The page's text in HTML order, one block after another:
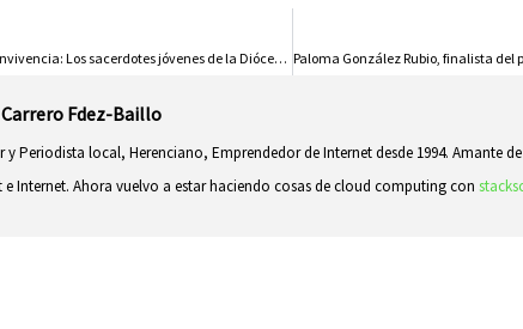
Encuentro de renovación y convivencia: Los sacerdotes jóvenes de la Diócesis se reúnen en Herencia
Carrero Fdez-Baillo
y Periodista local, Herenciano, Emprendedor de Internet desde 1994. Amante
e Internet. Ahora vuelvo a estar haciendo cosas de cloud computing con